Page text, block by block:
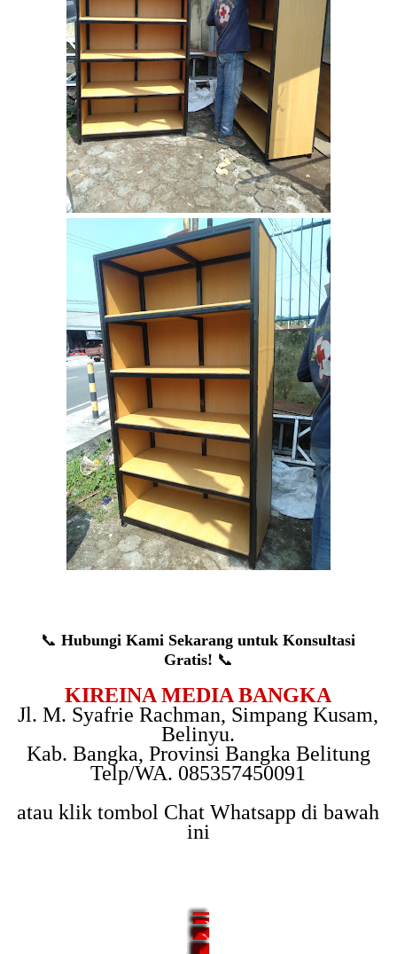
📞Hubungi Kami Sekarang untuk Konsultasi
Gratis! 📞
KIREINA MEDIA BANGKA
Jl. M. Syafrie Rachman, Simpang Kusam,
Belinyu.
Kab. Bangka, Provinsi Bangka Belitung
Telp/WA. 085357450091
atau klik tombol Chat Whatsapp di bawah
ini